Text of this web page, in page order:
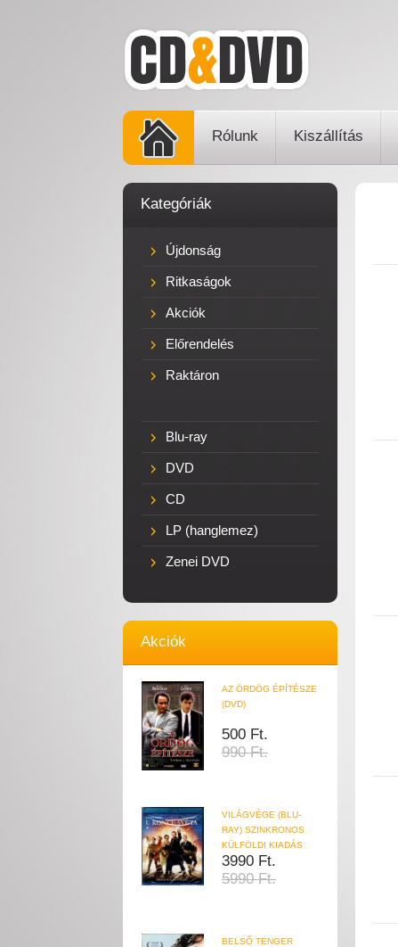
Rólunk Kiszállítás
Kategóriák
Újdonság
Ritkaságok
Akciók
Előrendelés
Raktáron
Blu-ray
DVD
CD
LP (hanglemez)
Zenei DVD
Akciók
AZ ÖRDÖG ÉPÍTÉSZE
(DVD)
500 Ft.
990 Ft.
VILÁGVÉGE (BLU-
RAY) SZINKRONOS
KÜLFÖLDI KIADÁS
3990 Ft.
5990 Ft.
BELSŐ TENGER